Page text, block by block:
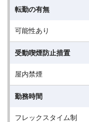
転勤の有無
可能性あり
受動喫煙防止措置
屋内禁煙
勤務時間
フレックスタイム制